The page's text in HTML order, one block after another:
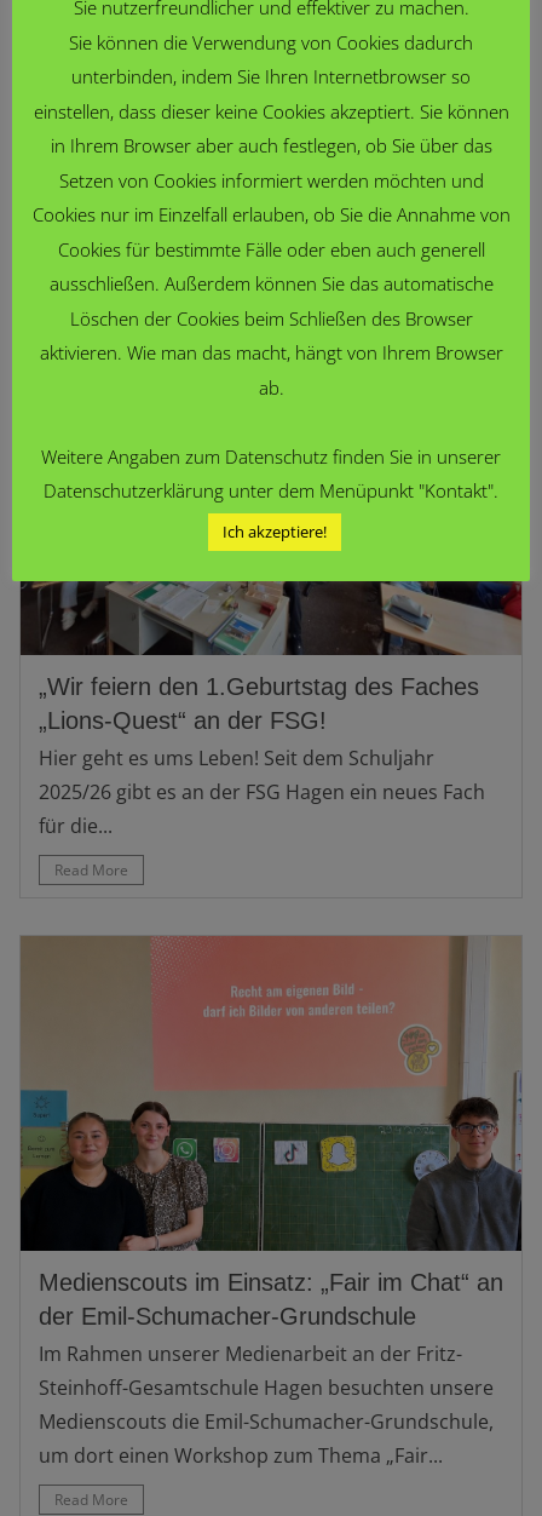
Känguru 2026
Es ist entschieden: Der diesjährige Känguru-
Wettbewerb, einer der größten internationalen
Mathematikwettbewerbe, ist vorüber und die FSG
hat natürlich auch in...
Read More
„Wir feiern den 1.Geburtstag des Faches
„Lions-Quest“ an der FSG!
Hier geht es ums Leben! Seit dem Schuljahr
2025/26 gibt es an der FSG Hagen ein neues Fach
für die...
Read More
Medienscouts im Einsatz: „Fair im Chat“ an
der Emil-Schumacher-Grundschule
Im Rahmen unserer Medienarbeit an der Fritz-
Steinhoff-Gesamtschule Hagen besuchten unsere
Medienscouts die Emil-Schumacher-Grundschule,
um dort einen Workshop zum Thema „Fair...
Read More
Sie nutzerfreundlicher und effektiver zu machen.
Sie können die Verwendung von Cookies dadurch
unterbinden, indem Sie Ihren Internetbrowser so
einstellen, dass dieser keine Cookies akzeptiert. Sie können
in Ihrem Browser aber auch festlegen, ob Sie über das
Setzen von Cookies informiert werden möchten und
Cookies nur im Einzelfall erlauben, ob Sie die Annahme von
Cookies für bestimmte Fälle oder eben auch generell
ausschließen. Außerdem können Sie das automatische
Löschen der Cookies beim Schließen des Browser
aktivieren. Wie man das macht, hängt von Ihrem Browser
ab.
Weitere Angaben zum Datenschutz finden Sie in unserer
Datenschutzerklärung unter dem Menüpunkt "Kontakt".
Ich akzeptiere!